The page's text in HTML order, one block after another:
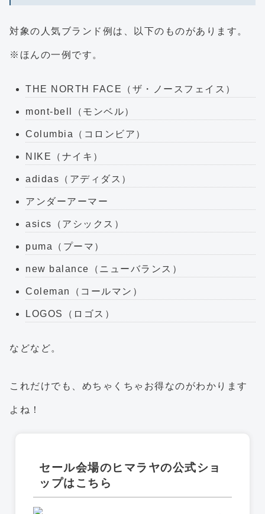
対象の人気ブランド例は、以下のものがあります。
※ほんの一例です。
THE NORTH FACE（ザ・ノースフェイス）
mont-bell（モンベル）
Columbia（コロンビア）
NIKE（ナイキ）
adidas（アディダス）
アンダーアーマー
asics（アシックス）
puma（プーマ）
new balance（ニューバランス）
Coleman（コールマン）
LOGOS（ロゴス）
などなど。
これだけでも、めちゃくちゃお得なのがわかります
よね！
セール会場のヒマラヤの公式ショ
ップはこちら